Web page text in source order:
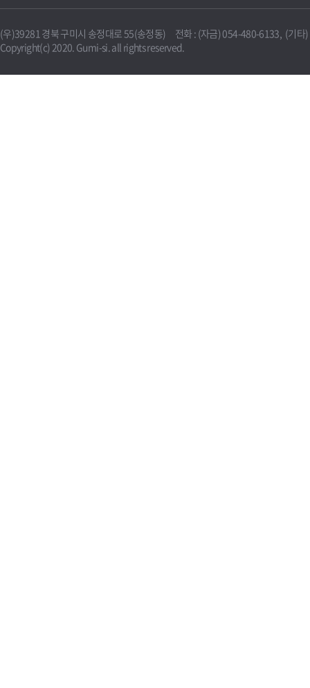
(우)39281 경북 구미시 송정대로 55(송정동) 전화 : (자금) 054-480-6133, (기타
Copyright(c) 2020. Gumi-si. all rights reserved.